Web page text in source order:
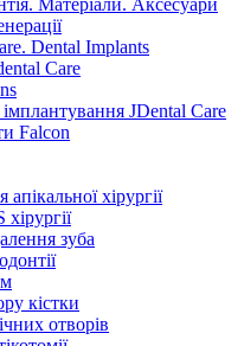
Матеріали. Аксесуари
Dental Implants
Care
JDental Care
Falcon
хірургії
зуба
кістки
отворів